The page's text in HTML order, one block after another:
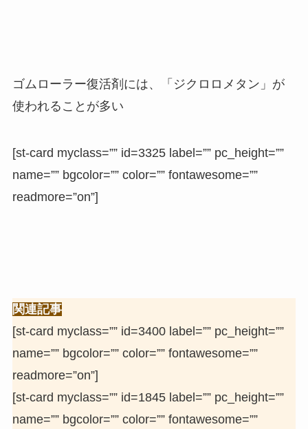
ゴムローラー復活剤には、「ジクロロメタン」が
使われることが多い
[st-card myclass=”” id=3325 label=”” pc_height=””
name=”” bgcolor=”” color=”” fontawesome=””
readmore=”on”]
関連記事
[st-card myclass=”” id=3400 label=”” pc_height=””
name=”” bgcolor=”” color=”” fontawesome=””
readmore=”on”]
[st-card myclass=”” id=1845 label=”” pc_height=””
name=”” bgcolor=”” color=”” fontawesome=””